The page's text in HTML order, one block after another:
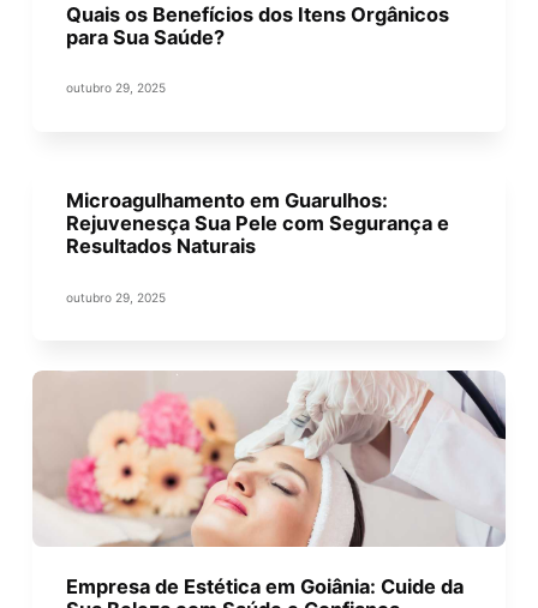
Quais os Benefícios dos Itens Orgânicos
para Sua Saúde?
outubro 29, 2025
Microagulhamento em Guarulhos:
Rejuvenesça Sua Pele com Segurança e
Resultados Naturais
outubro 29, 2025
Empresa de Estética em Goiânia: Cuide da